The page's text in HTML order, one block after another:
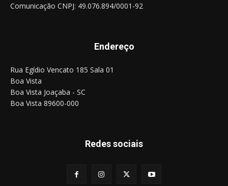
Comunicação CNPJ: 49.076.894/0001-92
Endereço
Rua Egídio Vencato 185 Sala 01
Boa Vista
Boa Vista Joaçaba - SC
Boa Vista 89600-000
Redes sociais